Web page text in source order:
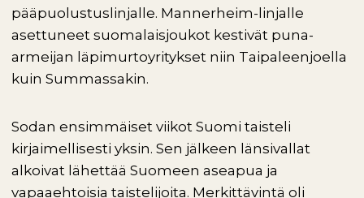
pääpuolustuslinjalle. Mannerheim-linjalle
asettuneet suomalaisjoukot kestivät puna-
armeijan läpimurtoyritykset niin Taipaleenjoella
kuin Summassakin.
Sodan ensimmäiset viikot Suomi taisteli
kirjaimellisesti yksin. Sen jälkeen länsivallat
alkoivat lähettää Suomeen aseapua ja
vapaaehtoisia taistelijoita. Merkittävintä oli